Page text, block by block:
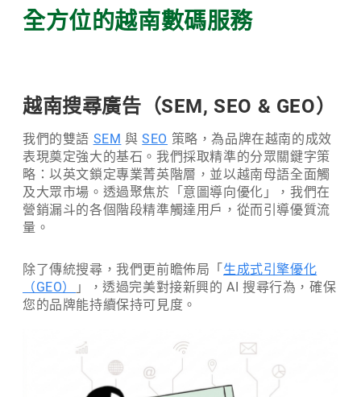
全方位的越南數碼服務
越南搜尋廣告（SEM, SEO & GEO）
我們的雙語 SEM 與SEO 策略，為品牌在越南的成效
表現奠定強大的基石。我們採取精準的分眾關鍵字策
略：以英文鎖定專業菁英階層，並以越南母語全面觸
及大眾市場。透過聚焦於「意圖導向優化」，我們在
營銷漏斗的各個階段精準觸達用戶，從而引導優質流
量。
除了傳統搜尋，我們更前瞻佈局「 生成式引擎優化
（GEO）
」，透過完美對接新興的 AI 搜尋行為，確保
您的品牌能持續保持可見度。